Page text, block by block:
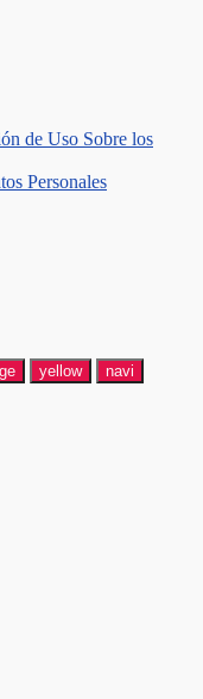
de Uso Sobre los
Personales
yellow
navi